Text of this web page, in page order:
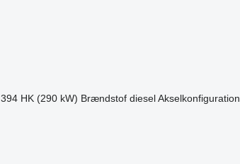
394 HK (290 kW) Brændstof diesel Akselkonfiguration